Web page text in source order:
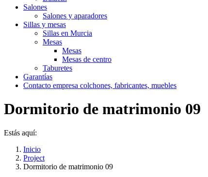
Salones
Salones y aparadores
Sillas y mesas
Sillas en Murcia
Mesas
Mesas
Mesas de centro
Taburetes
Garantías
Contacto empresa colchones, fabricantes, muebles
Dormitorio de matrimonio 09
Estás aquí:
Inicio
Project
Dormitorio de matrimonio 09